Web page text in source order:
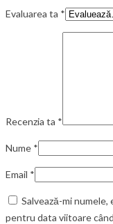
Evaluarea ta *
Recenzia ta *
Nume *
Email *
Salvează-mi
pentru data viitoare